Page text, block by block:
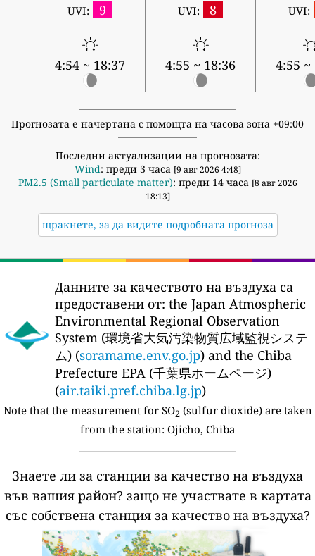
UVI: 9
4:54 ~ 18:37
UVI: 8
4:55 ~ 18:36
UVI:
4:55 ~
Прогнозата е начертана с помощта на часова зона +09:00
Последни актуализации на прогнозата:
Wind: преди 3 часа [9 авг 2026 4:48]
PM2.5 (Small particulate matter): преди 14 часа [8 авг 2026
18:13]
щракнете, за да видите подробната прогноза
Данните за качеството на въздуха са
предоставени от: the Japan Atmospheric
Environmental Regional Observation
System (環境省大気汚染物質広域監視システ
ム) (soramame.env.go.jp) and the Chiba
Prefecture EPA (千葉県ホームページ)
(air.taiki.pref.chiba.lg.jp)
Note that the measurement for SO2 (sulfur dioxide) are taken
from the station: Ojicho, Chiba
Знаете ли за станции за качество на въздуха
във вашия район? защо не участвате в картата
със собствена станция за качество на въздуха?